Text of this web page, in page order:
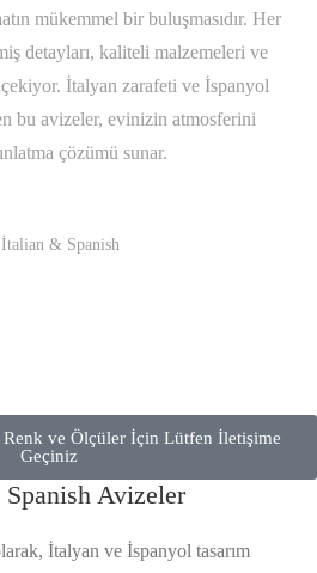
mükemmel bir buluşmasıdır. Her
detayları, kaliteli malzemeleri ve
çekiyor. İtalyan zarafeti ve İspanyol
bu avizeler, evinizin atmosferini
çözümü sunar.
& Spanish
Renk ve Ölçüler İçin Lütfen İletişime
Geçiniz
Avizeler
İtalyan ve İspanyol tasarım